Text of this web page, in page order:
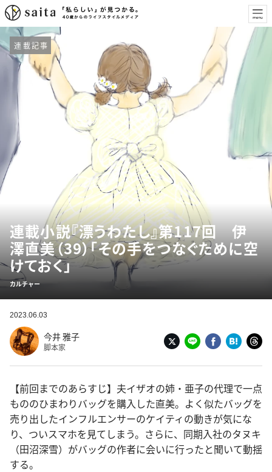
連載記事
連載小説『漂うわたし』第117回 伊
澤直美（39）「その手をつなぐために空
けておく」
カルチャー
2023.06.03
今井 雅子
脚本家
【前回までのあらすじ】夫イザオの姉・亜子の代理で一点
もののひまわりバッグを購入した直美。よく似たバッグを
売り出したインフルエンサーのケイティの動きが気にな
り、ついスマホを見てしまう。さらに、同期入社のタヌキ
（田沼深雪）がバッグの作者に会いに行ったと聞いて動揺
する。